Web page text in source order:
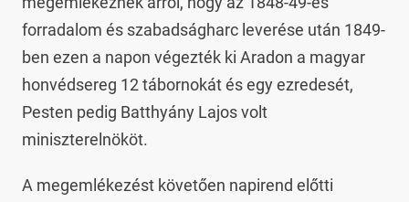
forradalom és szabadságharc leverése után 1849-
ben ezen a napon végezték ki Aradon a magyar
honvédsereg 12 tábornokát és egy ezredesét,
Pesten pedig Batthyány Lajos volt
miniszterelnököt.
A megemlékezést követően napirend előtti